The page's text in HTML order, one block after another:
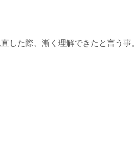
した際、漸く理解できたと言う事。